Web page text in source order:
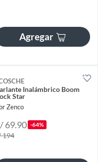
Agregar
Inalámbrico Boom
Star
Zenco
69.90 -64%
194